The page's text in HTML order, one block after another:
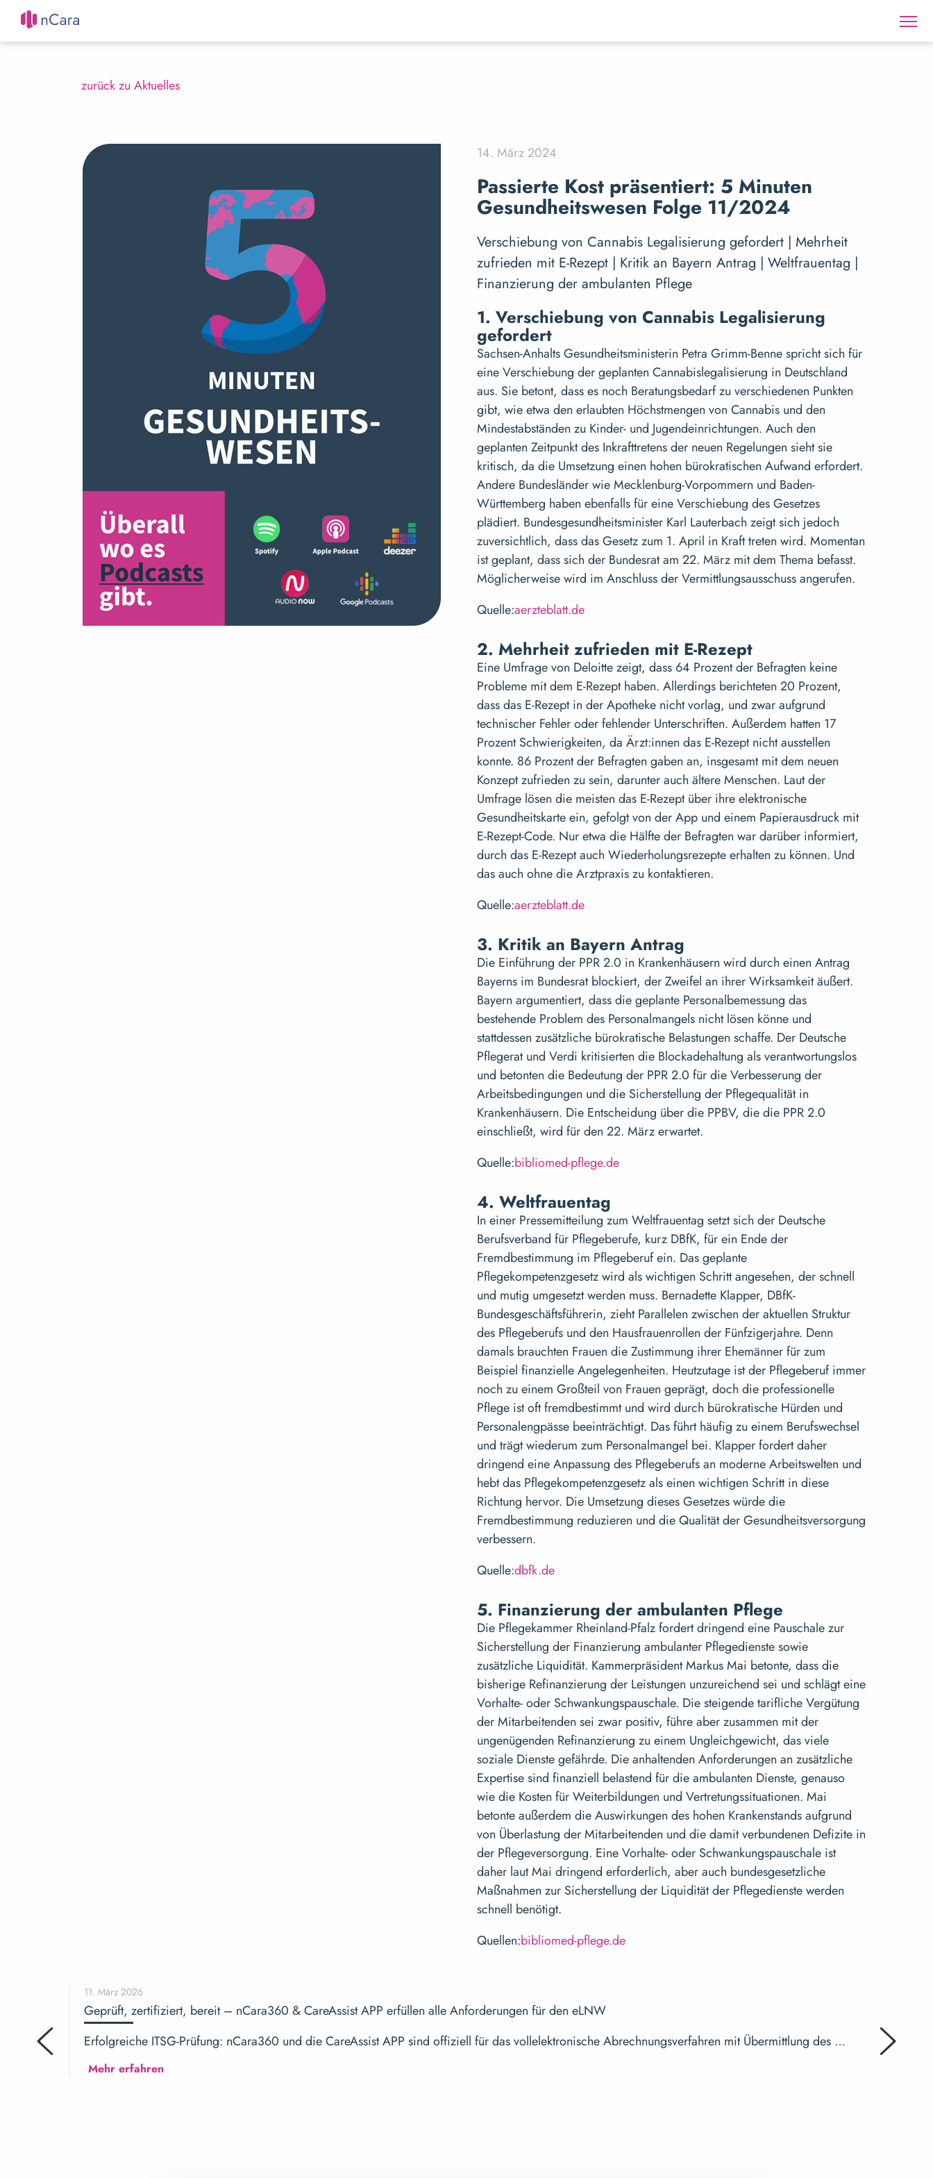
zurück zu Aktuelles
14. März 2024
Passierte Kost präsentiert: 5 Minuten
Gesundheitswesen Folge 11/2024
Verschiebung von Cannabis Legalisierung gefordert | Mehrheit
zufrieden mit E-Rezept | Kritik an Bayern Antrag | Weltfrauentag |
Finanzierung der ambulanten Pflege
1. Verschiebung von Cannabis Legalisierung
gefordert
Sachsen-Anhalts Gesundheitsministerin Petra Grimm-Benne spricht sich für
eine Verschiebung der geplanten Cannabislegalisierung in Deutschland
aus. Sie betont, dass es noch Beratungsbedarf zu verschiedenen Punkten
gibt, wie etwa den erlaubten Höchstmengen von Cannabis und den
Mindestabständen zu Kinder- und Jugendeinrichtungen. Auch den
geplanten Zeitpunkt des Inkrafttretens der neuen Regelungen sieht sie
kritisch, da die Umsetzung einen hohen bürokratischen Aufwand erfordert.
Andere Bundesländer wie Mecklenburg-Vorpommern und Baden-
Württemberg haben ebenfalls für eine Verschiebung des Gesetzes
plädiert. Bundesgesundheitsminister Karl Lauterbach zeigt sich jedoch
zuversichtlich, dass das Gesetz zum 1. April in Kraft treten wird. Momentan
ist geplant, dass sich der Bundesrat am 22. März mit dem Thema befasst.
Möglicherweise wird im Anschluss der Vermittlungsausschuss angerufen.
Quelle:aerzteblatt.de
2. Mehrheit zufrieden mit E-Rezept
Eine Umfrage von Deloitte zeigt, dass 64 Prozent der Befragten keine
Probleme mit dem E-Rezept haben. Allerdings berichteten 20 Prozent,
dass das E-Rezept in der Apotheke nicht vorlag, und zwar aufgrund
technischer Fehler oder fehlender Unterschriften. Außerdem hatten 17
Prozent Schwierigkeiten, da Ärzt:innen das E-Rezept nicht ausstellen
konnte. 86 Prozent der Befragten gaben an, insgesamt mit dem neuen
Konzept zufrieden zu sein, darunter auch ältere Menschen. Laut der
Umfrage lösen die meisten das E-Rezept über ihre elektronische
Gesundheitskarte ein, gefolgt von der App und einem Papierausdruck mit
E-Rezept-Code. Nur etwa die Hälfte der Befragten war darüber informiert,
durch das E-Rezept auch Wiederholungsrezepte erhalten zu können. Und
das auch ohne die Arztpraxis zu kontaktieren.
Quelle:aerzteblatt.de
3. Kritik an Bayern Antrag
Die Einführung der PPR 2.0 in Krankenhäusern wird durch einen Antrag
Bayerns im Bundesrat blockiert, der Zweifel an ihrer Wirksamkeit äußert.
Bayern argumentiert, dass die geplante Personalbemessung das
bestehende Problem des Personalmangels nicht lösen könne und
stattdessen zusätzliche bürokratische Belastungen schaffe. Der Deutsche
Pflegerat und Verdi kritisierten die Blockadehaltung als verantwortungslos
und betonten die Bedeutung der PPR 2.0 für die Verbesserung der
Arbeitsbedingungen und die Sicherstellung der Pflegequalität in
Krankenhäusern. Die Entscheidung über die PPBV, die die PPR 2.0
einschließt, wird für den 22. März erwartet.
Quelle:bibliomed-pflege.de
4. Weltfrauentag
In einer Pressemitteilung zum Weltfrauentag setzt sich der Deutsche
Berufsverband für Pflegeberufe, kurz DBfK, für ein Ende der
Fremdbestimmung im Pflegeberuf ein. Das geplante
Pflegekompetenzgesetz wird als wichtigen Schritt angesehen, der schnell
und mutig umgesetzt werden muss. Bernadette Klapper, DBfK-
Bundesgeschäftsführerin, zieht Parallelen zwischen der aktuellen Struktur
des Pflegeberufs und den Hausfrauenrollen der Fünfzigerjahre. Denn
damals brauchten Frauen die Zustimmung ihrer Ehemänner für zum
Beispiel finanzielle Angelegenheiten. Heutzutage ist der Pflegeberuf immer
noch zu einem Großteil von Frauen geprägt, doch die professionelle
Pflege ist oft fremdbestimmt und wird durch bürokratische Hürden und
Personalengpässe beeinträchtigt. Das führt häufig zu einem Berufswechsel
und trägt wiederum zum Personalmangel bei. Klapper fordert daher
dringend eine Anpassung des Pflegeberufs an moderne Arbeitswelten und
hebt das Pflegekompetenzgesetz als einen wichtigen Schritt in diese
Richtung hervor. Die Umsetzung dieses Gesetzes würde die
Fremdbestimmung reduzieren und die Qualität der Gesundheitsversorgung
verbessern.
Quelle:dbfk.de
5. Finanzierung der ambulanten Pflege
Die Pflegekammer Rheinland-Pfalz fordert dringend eine Pauschale zur
Sicherstellung der Finanzierung ambulanter Pflegedienste sowie
zusätzliche Liquidität. Kammerpräsident Markus Mai betonte, dass die
bisherige Refinanzierung der Leistungen unzureichend sei und schlägt eine
Vorhalte- oder Schwankungspauschale. Die steigende tarifliche Vergütung
der Mitarbeitenden sei zwar positiv, führe aber zusammen mit der
ungenügenden Refinanzierung zu einem Ungleichgewicht, das viele
soziale Dienste gefährde. Die anhaltenden Anforderungen an zusätzliche
Expertise sind finanziell belastend für die ambulanten Dienste, genauso
wie die Kosten für Weiterbildungen und Vertretungssituationen. Mai
betonte außerdem die Auswirkungen des hohen Krankenstands aufgrund
von Überlastung der Mitarbeitenden und die damit verbundenen Defizite in
der Pflegeversorgung. Eine Vorhalte- oder Schwankungspauschale ist
daher laut Mai dringend erforderlich, aber auch bundesgesetzliche
Maßnahmen zur Sicherstellung der Liquidität der Pflegedienste werden
schnell benötigt.
Quellen:bibliomed-pflege.de
11. März 2026
Geprüft, zertifiziert, bereit – nCara360 & CareAssist APP erfüllen alle Anforderungen für den eLNW
Erfolgreiche ITSG-Prüfung: nCara360 und die CareAssist APP sind offiziell für das vollelektronische Abrechnungsverfahren mit Übermittlung des …
Mehr erfahren
Mit